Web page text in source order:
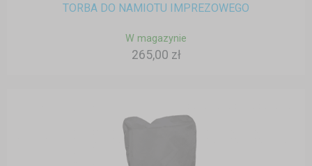
TORBA DO NAMIOTU IMPREZOWEGO
W magazynie
265,00 zł